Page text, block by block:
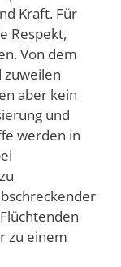
Kraft. Für
Respekt,
Von dem
zuweilen
aber kein
und
werden in
zu einem